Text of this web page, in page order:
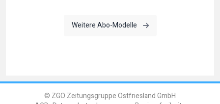
Weitere Abo-Modelle
© ZGO Zeitungsgruppe Ostfriesland GmbH